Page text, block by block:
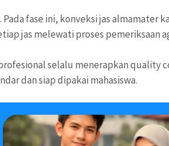
fase ini, konveksi jas almamater
jas melewati proses pemeriksaan
selalu menerapkan quality
dan siap dipakai mahasiswa.